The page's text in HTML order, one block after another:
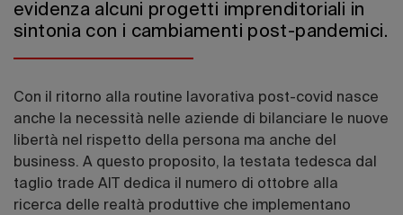
evidenza alcuni progetti imprenditoriali in
sintonia con i cambiamenti post-pandemici.
Con il ritorno alla routine lavorativa post-covid nasce
anche la necessità nelle aziende di bilanciare le nuove
libertà nel rispetto della persona ma anche del
business. A questo proposito, la testata tedesca dal
taglio trade AIT dedica il numero di ottobre alla
ricerca delle realtà produttive che implementano